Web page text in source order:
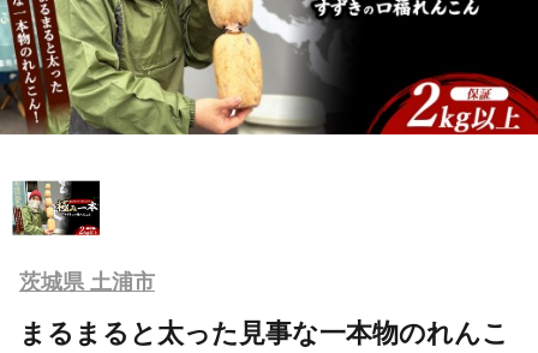
茨城県 土浦市
まるまると太った見事な一本物のれんこ